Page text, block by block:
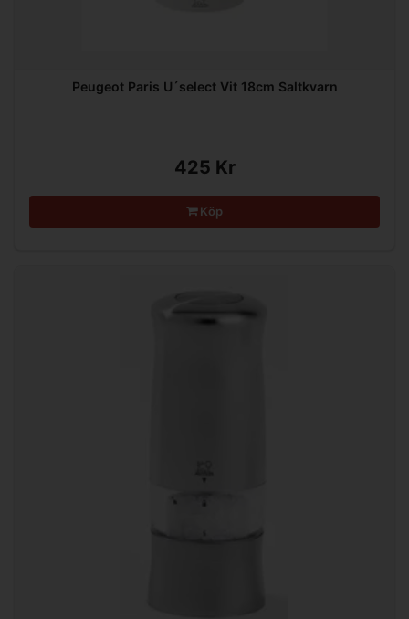
Peugeot Paris U´select Vit 18cm Saltkvarn
425 Kr
Köp